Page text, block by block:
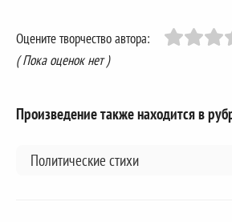
Оцените творчество автора:
( Пока оценок нет )
Произведение также находится в
Политические стихи